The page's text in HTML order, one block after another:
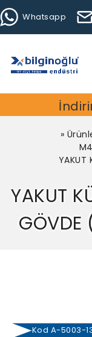
Whatsapp
»
YAKUT
YAKUT
Kod A-5003-